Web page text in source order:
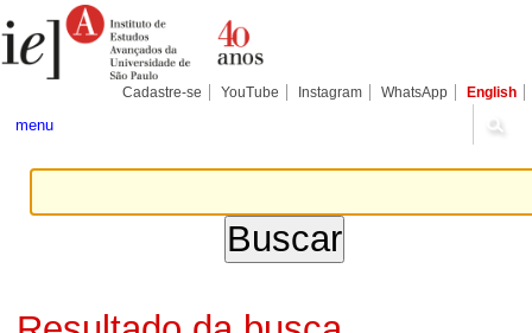
para
conteúdo.
Pessoais
Cadastre-se YouTube Instagram WhatsApp English
menu